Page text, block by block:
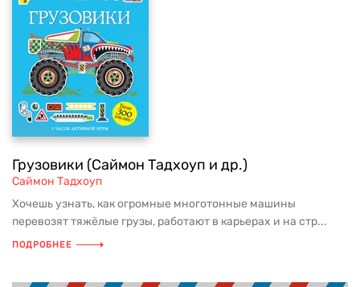
Грузовики (Саймон Тадхоуп и др.)
Саймон Тадхоуп
Хочешь узнать, как огромные многотонные машины
перевозят тяжёлые грузы, работают в карьерах и на стр...
ПОДРОБНЕЕ